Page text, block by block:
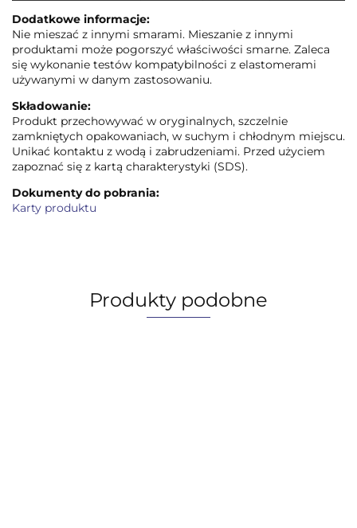
Dodatkowe informacje:
Nie mieszać z innymi smarami. Mieszanie z innymi
produktami może pogorszyć właściwości smarne. Zaleca
się wykonanie testów kompatybilności z elastomerami
używanymi w danym zastosowaniu.
Składowanie:
Produkt przechowywać w oryginalnych, szczelnie
zamkniętych opakowaniach, w suchym i chłodnym miejscu.
Unikać kontaktu z wodą i zabrudzeniami. Przed użyciem
zapoznać się z kartą charakterystyki (SDS).
Dokumenty do pobrania:
Karty produktu
Produkty podobne